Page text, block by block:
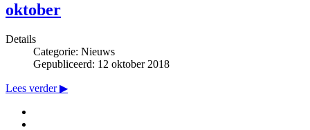
oktober
Details
Categorie: Nieuws
Gepubliceerd: 12 oktober 2018
Lees verder ▶